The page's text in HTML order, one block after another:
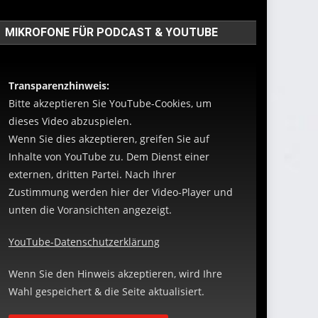
MIKROFONE FÜR PODCAST & YOUTUBE
Transparenzhinweis:
Bitte akzeptieren Sie YouTube-Cookies, um
dieses Video abzuspielen.
Wenn Sie dies akzeptieren, greifen Sie auf
Inhalte von YouTube zu. Dem Dienst einer
externen, dritten Partei. Nach Ihrer
Zustimmung werden hier der Video-Player und
unten die Voransichten angezeigt.
YouTube-Datenschutzerklärung
Wenn Sie den Hinweis akzeptieren, wird Ihre
Wahl gespeichert & die Seite aktualisiert.